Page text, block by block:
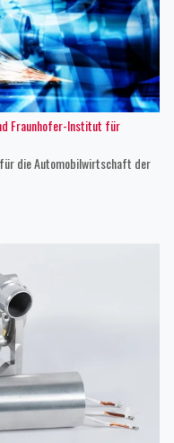
Fraunhofer-Institut für
die Automobilwirtschaft der